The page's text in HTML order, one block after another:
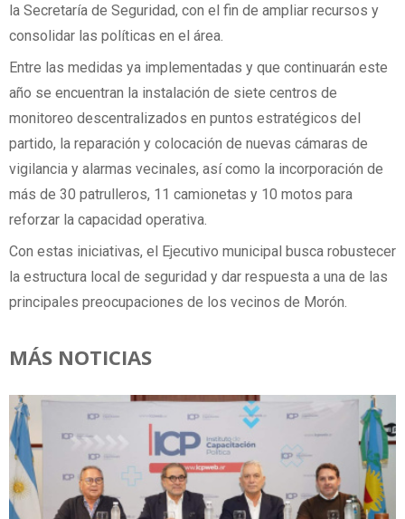
la Secretaría de Seguridad, con el fin de ampliar recursos y
consolidar las políticas en el área.
Entre las medidas ya implementadas y que continuarán este
año se encuentran la instalación de siete centros de
monitoreo descentralizados en puntos estratégicos del
partido, la reparación y colocación de nuevas cámaras de
vigilancia y alarmas vecinales, así como la incorporación de
más de 30 patrulleros, 11 camionetas y 10 motos para
reforzar la capacidad operativa.
Con estas iniciativas, el Ejecutivo municipal busca robustecer
la estructura local de seguridad y dar respuesta a una de las
principales preocupaciones de los vecinos de Morón.
MÁS NOTICIAS